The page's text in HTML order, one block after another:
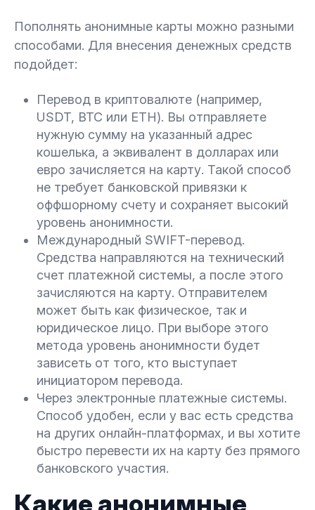
Пополнять анонимные карты можно разными
способами. Для внесения денежных средств
подойдет:
Перевод в криптовалюте (например,
USDT, BTC или ETH). Вы отправляете
нужную сумму на указанный адрес
кошелька, а эквивалент в долларах или
евро зачисляется на карту. Такой способ
не требует банковской привязки к
оффшорному счету и сохраняет высокий
уровень анонимности.
Международный SWIFT-перевод.
Средства направляются на технический
счет платежной системы, а после этого
зачисляются на карту. Отправителем
может быть как физическое, так и
юридическое лицо. При выборе этого
метода уровень анонимности будет
зависеть от того, кто выступает
инициатором перевода.
Через электронные платежные системы.
Способ удобен, если у вас есть средства
на других онлайн-платформах, и вы хотите
быстро перевести их на карту без прямого
банковского участия.
Какие анонимные